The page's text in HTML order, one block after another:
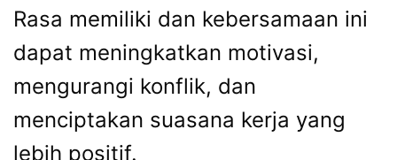
Rasa memiliki dan kebersamaan ini
dapat meningkatkan motivasi,
mengurangi konflik, dan
menciptakan suasana kerja yang
lebih positif.